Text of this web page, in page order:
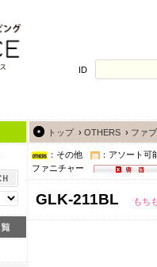
ID
トップ› OTHERS › ファ
：その他
：アソート可
ファニチャー
GLK-211BL もち